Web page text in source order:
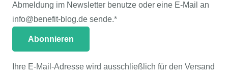
Abmeldung im Newsletter benutze oder eine E-Mail an
info@benefit-blog.de sende.*
Ihre E-Mail-Adresse wird ausschließlich für den Versand